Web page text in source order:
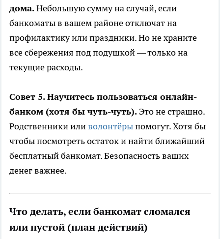
дома.Небольшую сумму на случай, если
банкоматы в вашем районе отключат на
профилактику или праздники. Но не храните
все сбережения под подушкой — только на
текущие расходы.
Совет 5. Научитесь пользоваться онлайн-
банком (хотя бы чуть-чуть). Это не страшно.
Родственники иливолонтёрыпомогут. Хотя бы
чтобы посмотреть остаток и найти ближайший
бесплатный банкомат. Безопасность ваших
денег важнее.
Что делать, если банкомат сломался
или пустой (план действий)